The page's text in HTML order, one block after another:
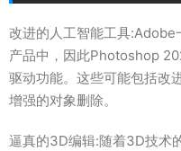
改进的人工智能工具:Adobe
产品中，因此Photoshop
驱动功能。这些可能包括改
增强的对象删除。
逼真的3D编辑:随着3D技术